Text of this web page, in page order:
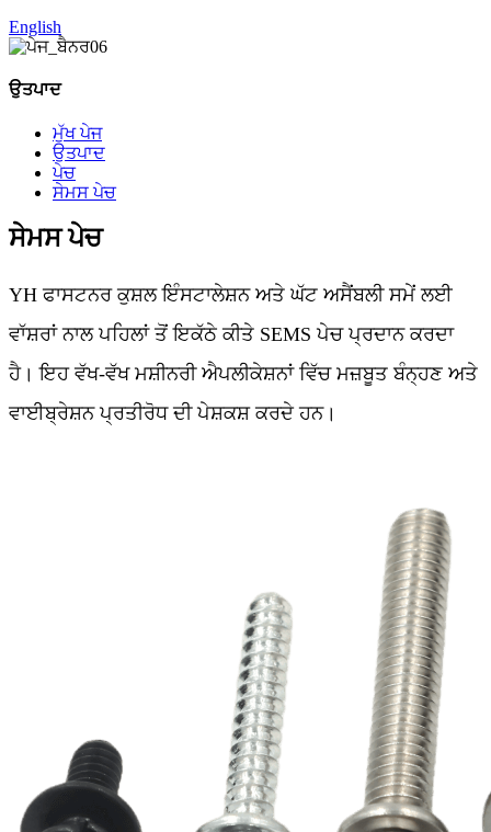
English
ਉਤਪਾਦ
ਮੁੱਖ ਪੇਜ
ਉਤਪਾਦ
ਪੇਚ
ਸੇਮਸ ਪੇਚ
ਸੇਮਸ ਪੇਚ
YH ਫਾਸਟਨਰ ਕੁਸ਼ਲ ਇੰਸਟਾਲੇਸ਼ਨ ਅਤੇ ਘੱਟ ਅਸੈਂਬਲੀ ਸਮੇਂ ਲਈ
ਵਾੱਸ਼ਰਾਂ ਨਾਲ ਪਹਿਲਾਂ ਤੋਂ ਇਕੱਠੇ ਕੀਤੇ SEMS ਪੇਚ ਪ੍ਰਦਾਨ ਕਰਦਾ
ਹੈ। ਇਹ ਵੱਖ-ਵੱਖ ਮਸ਼ੀਨਰੀ ਐਪਲੀਕੇਸ਼ਨਾਂ ਵਿੱਚ ਮਜ਼ਬੂਤ ​​ਬੰਨ੍ਹਣ ਅਤੇ
ਵਾਈਬ੍ਰੇਸ਼ਨ ਪ੍ਰਤੀਰੋਧ ਦੀ ਪੇਸ਼ਕਸ਼ ਕਰਦੇ ਹਨ।